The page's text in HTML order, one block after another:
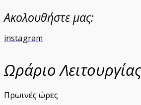
Ακολουθήστε μας:
instagram
Ωράριο Λειτουργίας
Πρωινές ώρες